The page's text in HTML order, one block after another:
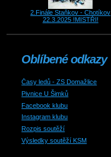
2.Finále Staňkov - Chotíkov
22.3.2025 !MISTŘI!
Oblíbené odkazy
Časy ledů - ZS Domažlice
Pivnice U Šimků
Facebook klubu
Instagram klubu
Rozpis soutěží
Výsledky soutěží KSM